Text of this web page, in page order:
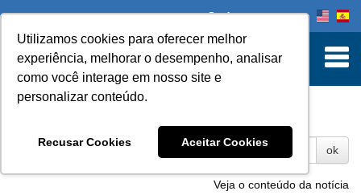
Utilizamos cookies para oferecer melhor
experiência, melhorar o desempenho, analisar
como você interage em nosso site e
personalizar conteúdo.
Recusar Cookies Aceitar Cookies
Onde comprar
ok
Veja o conteúdo da notícia